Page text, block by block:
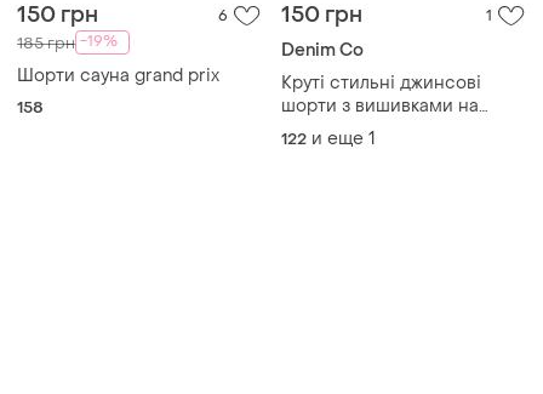
150 грн 6
185 грн -19%
Шорти сауна grand prix
158
150 грн 1
Denim Co
Круті стильні джинсові
шорти з вишивками на
дівчинку 7/8р denim co
122 и еще 1